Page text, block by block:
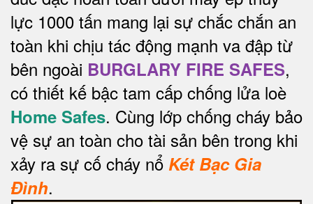
lực 1000 tấn mang lại sự chắc chắn an
toàn khi chịu tác động mạnh va đập từ
bên ngoài BURGLARY FIRE SAFES,
có thiết kế bậc tam cấp chống lửa loè
Home Safes. Cùng lớp chống cháy bảo
vệ sự an toàn cho tài sản bên trong khi
xảy ra sự cố cháy nổ Két Bạc Gia
Đình.